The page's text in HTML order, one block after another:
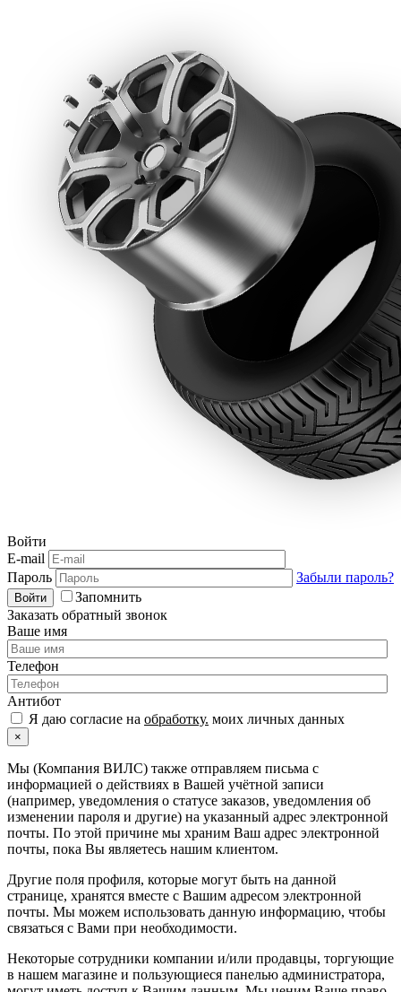
Войти
E-mail
Пароль
Забыли пароль?
Войти
Запомнить
Заказать обратный звонок
Ваше имя
Телефон
Антибот
Я даю согласие на обработку. моих личных данных
×
Мы (Компания ВИЛС) также отправляем письма с
информацией о действиях в Вашей учётной записи
(например, уведомления о статусе заказов, уведомления об
изменении пароля и другие) на указанный адрес электронной
почты. По этой причине мы храним Ваш адрес электронной
почты, пока Вы являетесь нашим клиентом.
Другие поля профиля, которые могут быть на данной
странице, хранятся вместе с Вашим адресом электронной
почты. Мы можем использовать данную информацию, чтобы
связаться с Вами при необходимости.
Некоторые сотрудники компании и/или продавцы, торгующие
в нашем магазине и пользующиеся панелью администратора,